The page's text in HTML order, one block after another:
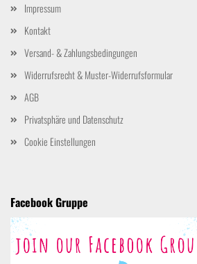
Impressum
Kontakt
Versand- & Zahlungsbedingungen
Widerrufsrecht & Muster-Widerrufsformular
AGB
Privatsphäre und Datenschutz
Cookie Einstellungen
Facebook Gruppe